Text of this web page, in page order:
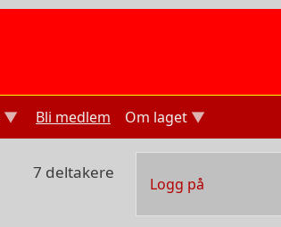
Bli medlem Om laget
7 deltakere User account menu
Logg på